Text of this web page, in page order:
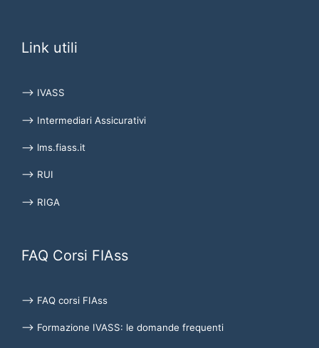
Link utili
⟶ IVASS
⟶ Intermediari Assicurativi
⟶ lms.fiass.it
⟶ RUI
⟶ RIGA
FAQ Corsi FIAss
⟶ FAQ corsi FIAss
⟶ Formazione IVASS: le domande frequenti